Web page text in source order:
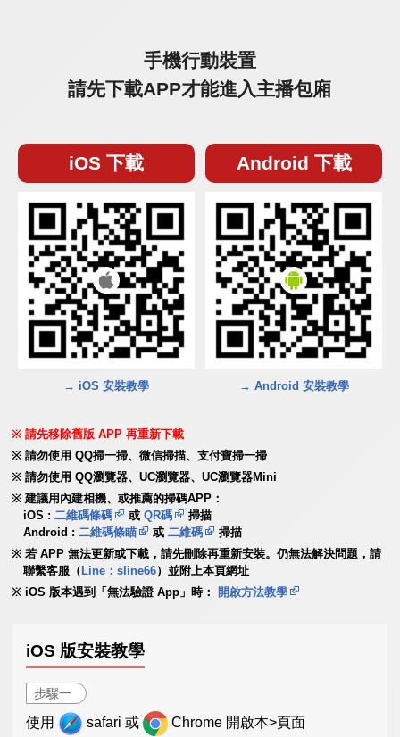
手機行動裝置
請先下載APP才能進入主播包廂
iOS 下載
→ iOS 安裝教學
Android 下載
→ Android 安裝教學
請先移除舊版 APP 再重新下載
請勿使用 QQ掃一掃、微信掃描、支付寶掃一掃
請勿使用 QQ瀏覽器、UC瀏覽器、UC瀏覽器Mini
建議用內建相機、或推薦的掃碼APP：
iOS :二維碼條碼 或QR碼
掃描
Android :二維碼條瞄 或二維碼
掃描
若 APP 無法更新或下載，請先刪除再重新安裝。仍無法解決問題，請
聯繫客服（ Line：sline66）並附上本頁網址
iOS 版本遇到「無法驗證 App」時：
開啟方法教學
iOS 版安裝教學
步驟一
使用 safari 或 Chrome 開啟本>頁面